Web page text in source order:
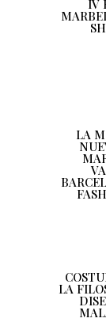
IV
LA
LA